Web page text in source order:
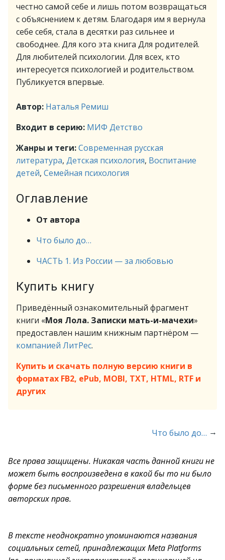
честно самой себе и лишь потом возвращаться
с объяснением к детям. Благодаря им я вернула
себе себя, стала в десятки раз сильнее и
свободнее. Для кого эта книга Для родителей.
Для любителей психологии. Для всех, кто
интересуется психологией и родительством.
Публикуется впервые.
Автор: Наталья Ремиш
Входит в серию: МИФ Детство
Жанры и теги:Современная русская
литература, Детская психология, Воспитание
детей, Семейная психология
Оглавление
От автора
Что было до…
ЧАСТЬ 1. Из России — за любовью
Купить книгу
Приведённый ознакомительный фрагмент
книги «Моя Лола. Записки мать-и-мачехи»
предоставлен нашим книжным партнёром —
компанией ЛитРес.
Купить и скачать полную версию книги в
форматах FB2, ePub, MOBI, TXT, HTML, RTF и
других
Что было до… →
Все права защищены. Никакая часть данной книги не
может быть воспроизведена в какой бы то ни было
форме без письменного разрешения владельцев
авторских прав.
В тексте неоднократно упоминаются названия
социальных сетей, принадлежащих Meta Platforms